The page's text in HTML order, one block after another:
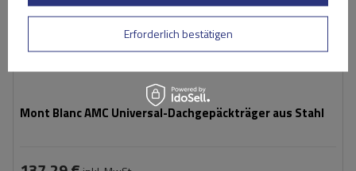
Mont Blanc AMC Universal-Dachgepäckträger aus Stahl
Erforderlich bestätigen